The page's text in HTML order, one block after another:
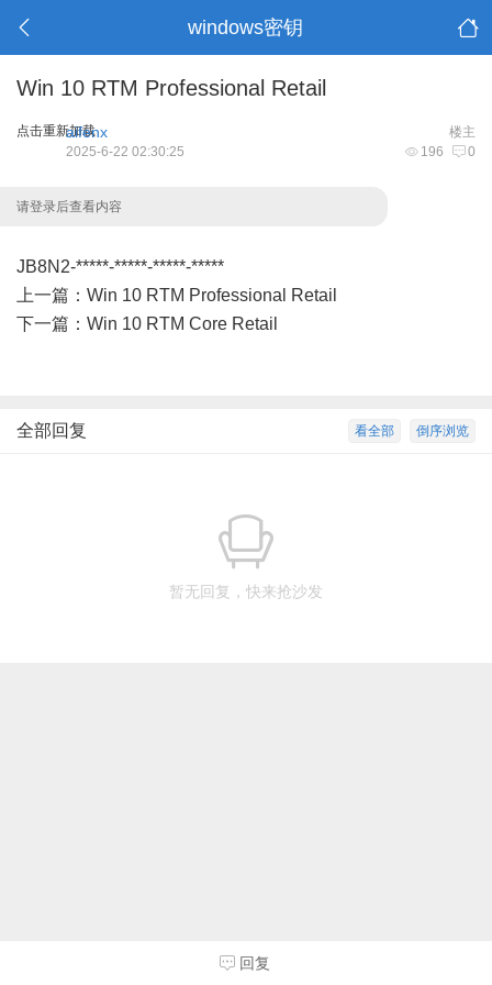
windows密钥
Win 10 RTM Professional Retail
点击重新加载 楼主
aifenx
196 0
2025-6-22 02:30:25
请登录后查看内容
JB8N2-*****-*****-*****-*****
上一篇： Win 10 RTM Professional Retail
下一篇： Win 10 RTM Core Retail
倒序浏览
看全部
全部回复
暂无回复，快来抢沙发
回复